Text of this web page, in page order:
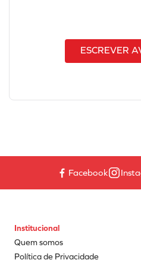
ESCREVER
Facebook
Institucional
Quem somos
Política de Privacidade